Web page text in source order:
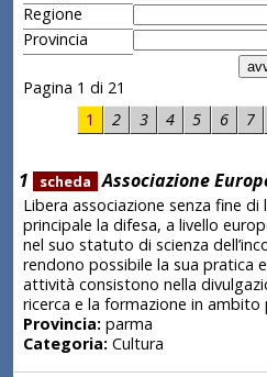
Regione
Provincia
Pagina 1 di 21
1
2 3 4 5 6 7
1 scheda Associazione
Libera associazione senza fine
principale la difesa, a livello
nel suo statuto di scienza
rendono possibile la sua pratica
attività consistono nella
ricerca e la formazione in ambito
Provincia:parma
Categoria:Cultura